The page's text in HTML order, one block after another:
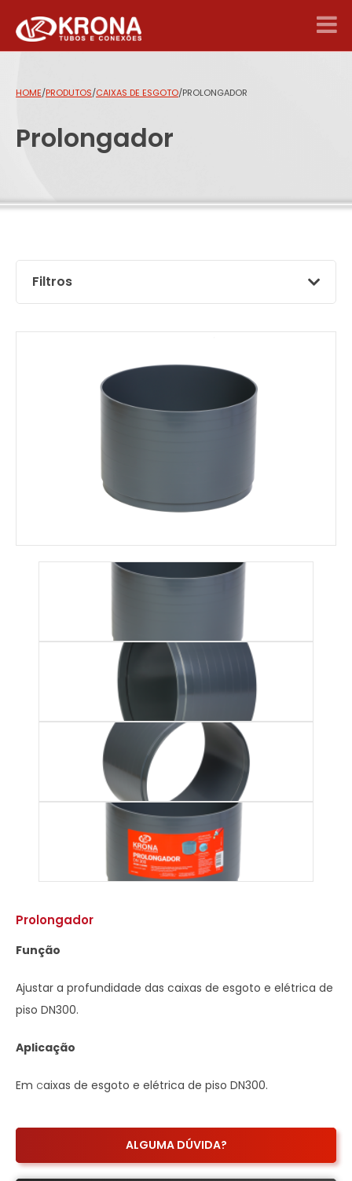
HOME/PRODUTOS/CAIXAS DE ESGOTO/PROLONGADOR
Prolongador
Filtros
Prolongador
Função
Ajustar a profundidade das caixas de esgoto e elétrica de
piso DN300.
Aplicação
Em caixas de esgoto e elétrica de piso DN300.
ALGUMA DÚVIDA?